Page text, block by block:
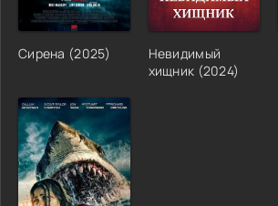
Сирена (2025)
Невидимый
хищник (2024)